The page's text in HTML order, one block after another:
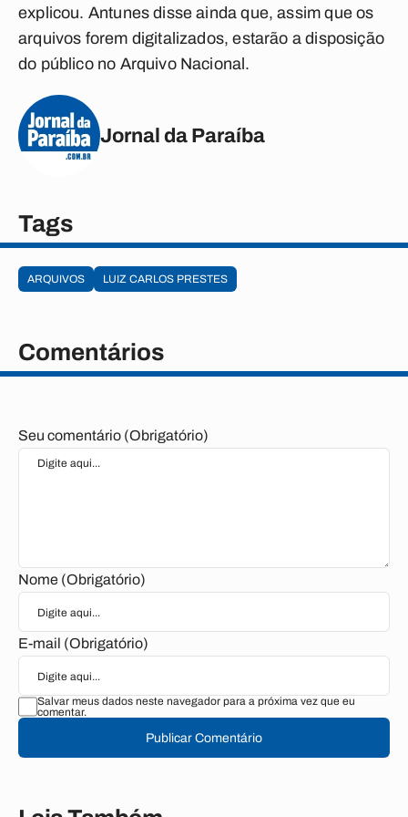
explicou. Antunes disse ainda que, assim que os
arquivos forem digitalizados, estarão a disposição
do público no Arquivo Nacional.
Jornal da Paraíba
Tags
ARQUIVOS LUIZ CARLOS PRESTES
Comentários
Seu comentário (Obrigatório)
Nome (Obrigatório)
E-mail (Obrigatório)
Salvar meus dados neste navegador para a próxima vez que eu
comentar.
Publicar Comentário